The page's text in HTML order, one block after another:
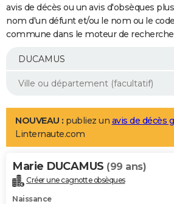
Retraite
Epargne
Immobilier
Risques naturels par ville
Banque
Assurance
AUTO
Essais
Réserver un essai
Citadines
Berlines
SUV
Forum auto
+
Mobiles
Meilleur smartphone
Internet
Ordinateurs
Jeux vidéo
Guide high-tech
Aménagement intérieur
LIFESTYLE
Art de vivre
Bien-être
Loisirs
Mode
Modes de vie
Alimentation
Guide de la santé
Maladies
Médicaments
Sommeil
VOYAGE
Destinations
City break
Voyage nature
Voyage de noces
Forum
Climat
+PHOTO
avis de décès ou un avis d'obsèques
nom d'un défunt et/ou le nom ou le
commune dans le moteur de recherche
NOUVEAU : publiez un avis de décès
Linternaute.com
Marie DUCAMUS (99 ans)
Créer une cagnotte obsèques
Naissance